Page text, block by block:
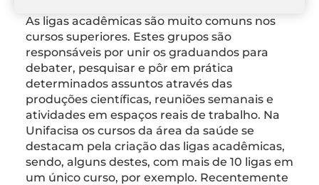
As ligas acadêmicas são muito comuns nos
cursos superiores. Estes grupos são
responsáveis por unir os graduandos para
debater, pesquisar e pôr em prática
determinados assuntos através das
produções científicas, reuniões semanais e
atividades em espaços reais de trabalho. Na
Unifacisa os cursos da área da saúde se
destacam pela criação das ligas acadêmicas,
sendo, alguns destes, com mais de 10 ligas em
um único curso, por exemplo. Recentemente